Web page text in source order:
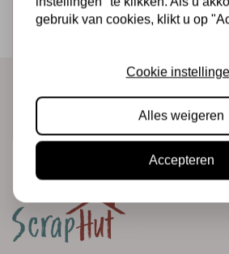
Ontvang als eerste onze actie en
gebruik van cookies, klikt u op
Cookie
Alles weigeren
Accepteren